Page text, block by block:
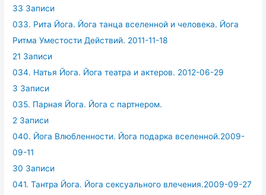
33 Записи
033. Рита Йога. Йога танца вселенной и человека. Йога
Ритма Уместости Действий. 2011-11-18
21 Записи
034. Натья Йога. Йога театра и актеров. 2012-06-29
3 Записи
035. Парная Йога. Йога с партнером.
2 Записи
040. Йога Влюбленности. Йога подарка вселенной.2009-
09-11
30 Записи
041. Тантра Йога. Йога сексуального влечения.2009-09-27